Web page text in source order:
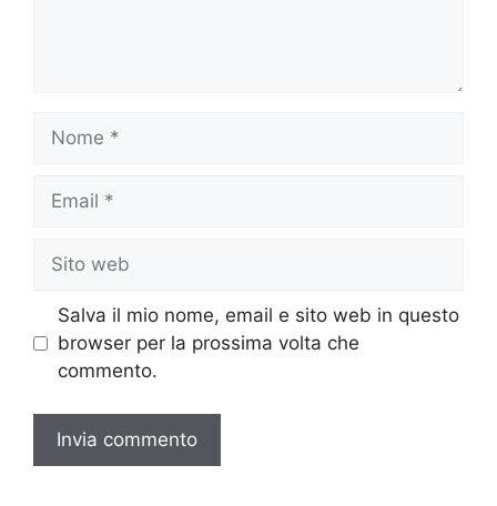
Nome
Email
Sito
web
Salva il mio nome, email e sito web in questo
browser per la prossima volta che
commento.